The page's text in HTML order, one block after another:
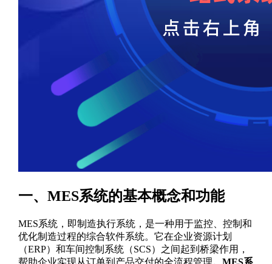
一、MES系统的基本概念和功能
MES系统，即制造执行系统，是一种用于监控、控制和
优化制造过程的综合软件系统。它在企业资源计划
（ERP）和车间控制系统（SCS）之间起到桥梁作用，
帮助企业实现从订单到产品交付的全流程管理。 MES系